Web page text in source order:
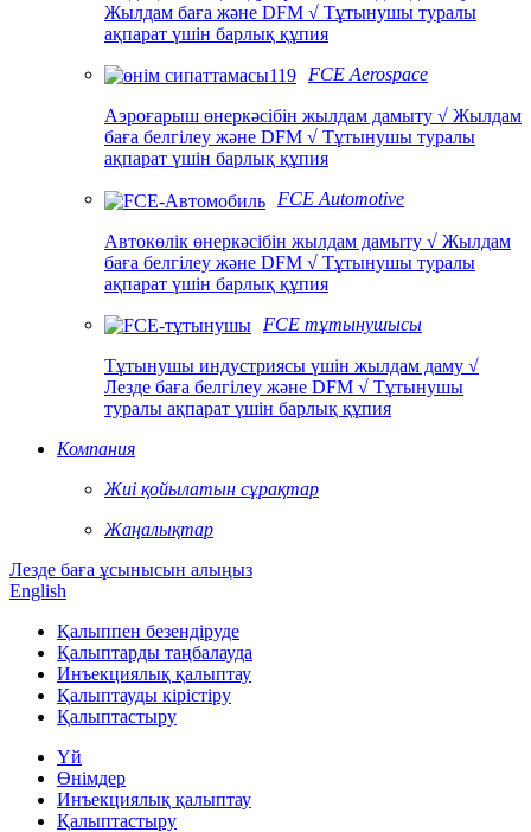
Жылдам баға және DFM √ Тұтынушы туралы
ақпарат үшін барлық құпия
FCE Aerospace
Аэроғарыш өнеркәсібін жылдам дамыту √ Жылдам
баға белгілеу және DFM √ Тұтынушы туралы
ақпарат үшін барлық құпия
FCE Automotive
Автокөлік өнеркәсібін жылдам дамыту √ Жылдам
баға белгілеу және DFM √ Тұтынушы туралы
ақпарат үшін барлық құпия
FCE тұтынушысы
Тұтынушы индустриясы үшін жылдам даму √
Лезде баға белгілеу және DFM √ Тұтынушы
туралы ақпарат үшін барлық құпия
Компания
Жиі қойылатын сұрақтар
Жаңалықтар
Лезде баға ұсынысын алыңыз
English
Қалыппен безендіруде
Қалыптарды таңбалауда
Инъекциялық қалыптау
Қалыптауды кірістіру
Қалыптастыру
Үй
Өнімдер
Инъекциялық қалыптау
Қалыптастыру